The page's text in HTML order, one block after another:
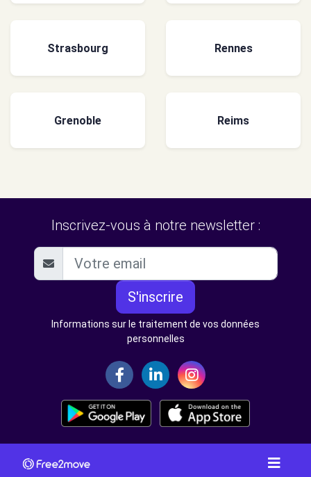
Strasbourg Rennes
Grenoble Reims
Inscrivez-vous à notre newsletter :
S'inscrire
Informations sur le traitement de vos données
personnelles